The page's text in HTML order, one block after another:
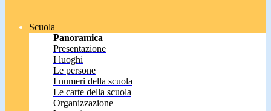
Scuola
Panoramica
Presentazione
I luoghi
Le persone
I numeri della scuola
Le carte della scuola
Organizzazione